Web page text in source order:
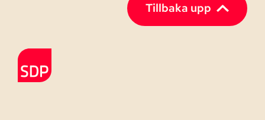
Tillbaka upp
Till förstasidan